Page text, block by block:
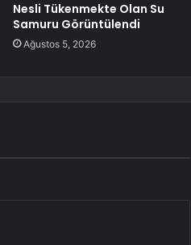
Nesli Tükenmekte Olan Su
Samuru Görüntülendi
Ağustos 5, 2026